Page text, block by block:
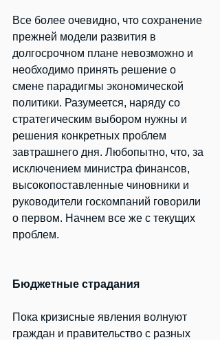
Все более очевидно, что сохранение
прежней модели развития в
долгосрочном плане невозможно и
необходимо принять решение о
смене парадигмы экономической
политики. Разумеется, наряду со
стратегическим выбором нужны и
решения конкретных проблем
завтрашнего дня. Любопытно, что, за
исключением министра финансов,
высокопоставленные чиновники и
руководители госкомпаний говорили
о первом. Начнем все же с текущих
проблем.
Бюджетные страдания
Пока кризисные явления волнуют
граждан и правительство с разных